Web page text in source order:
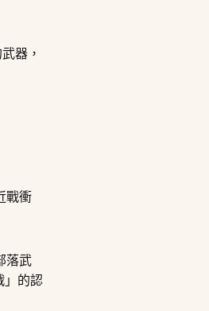
器，
戰衝
落武
」的認